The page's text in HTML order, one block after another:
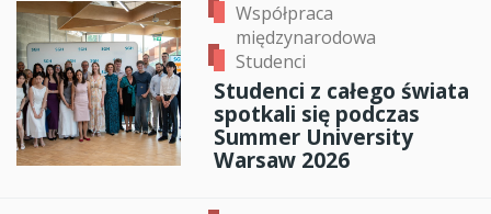
Współpraca
międzynarodowa
Studenci
Studenci z całego świata
spotkali się podczas
Summer University
Warsaw 2026